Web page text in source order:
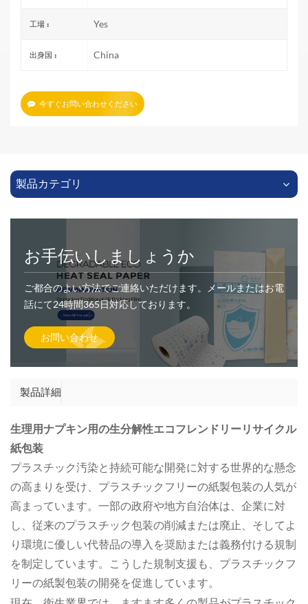
工場 : Yes
出身国 : China
今すぐお問い合わせください
製品カテゴリ
お手伝いしましょうか
ご都合のよい方法でご連絡いただけます。メールまたはお電
話にて24時間365日対応しております。
お問い合わせ
製品詳細
生理用ナプキン用の生分解性エコフレンドリーリサイクル
紙包装
プラスチック汚染と持続可能な開発に対する世界的な懸念
の高まりを受け、プラスチックフリーの紙製包装の人気が
高まっています。一部の政府や地方自治体は、企業に対
し、従来のプラスチック包装の削減または廃止、そしてよ
り環境に優しい代替品の導入を奨励または義務付ける規制
を制定しています。こうした規制支援も、プラスチックフ
リーの紙製包装の開発を促進しています。